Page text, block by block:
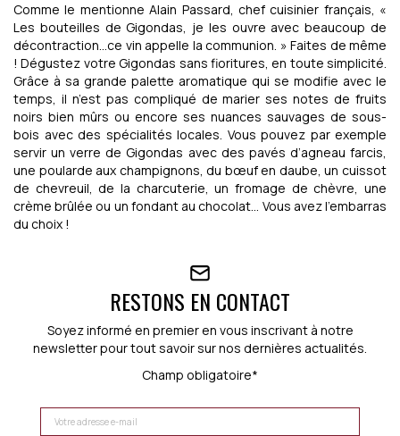
Comme le mentionne Alain Passard, chef cuisinier français, «
Les bouteilles de Gigondas, je les ouvre avec beaucoup de
décontraction…ce vin appelle la communion. » Faites de même
! Dégustez votre Gigondas sans fioritures, en toute simplicité.
Grâce à sa grande palette aromatique qui se modifie avec le
temps, il n’est pas compliqué de marier ses notes de fruits
noirs bien mûrs ou encore ses nuances sauvages de sous-
bois avec des spécialités locales. Vous pouvez par exemple
servir un verre de Gigondas avec des pavés d’agneau farcis,
une poularde aux champignons, du bœuf en daube, un cuissot
de chevreuil, de la charcuterie, un fromage de chèvre, une
crème brûlée ou un fondant au chocolat… Vous avez l’embarras
du choix !
RESTONS EN CONTACT
Soyez informé en premier en vous inscrivant à notre
newsletter pour tout savoir sur nos dernières actualités.
Champ obligatoire*